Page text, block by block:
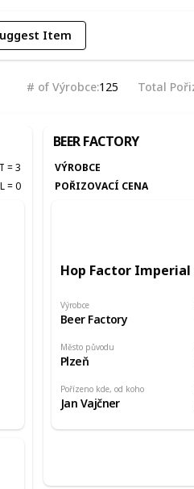
Item
# of Výrobce125 Total
=3
=0
BEER FACTORY
VÝROBCE
POŘIZOVACÍ CENA
Hop Factor Imperial
Výrobce
Beer Factory
Pořízeno kde, od koho
Jan Vajčner
Město původu
Plzeň